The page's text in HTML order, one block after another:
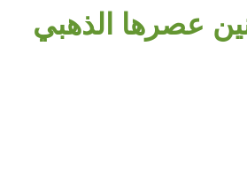
عصرها الذهبي